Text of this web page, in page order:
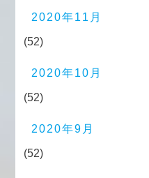
2020年11月
(52)
2020年10月
(52)
2020年9月
(52)